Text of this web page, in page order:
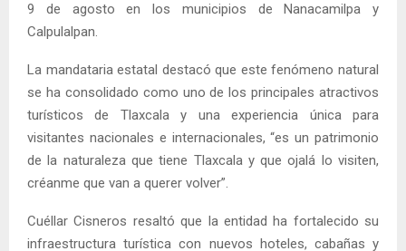
9 de agosto en los municipios de Nanacamilpa y
Calpulalpan.
La mandataria estatal destacó que este fenómeno natural
se ha consolidado como uno de los principales atractivos
turísticos de Tlaxcala y una experiencia única para
visitantes nacionales e internacionales, “es un patrimonio
de la naturaleza que tiene Tlaxcala y que ojalá lo visiten,
créanme que van a querer volver”.
Cuéllar Cisneros resaltó que la entidad ha fortalecido su
infraestructura turística con nuevos hoteles, cabañas y